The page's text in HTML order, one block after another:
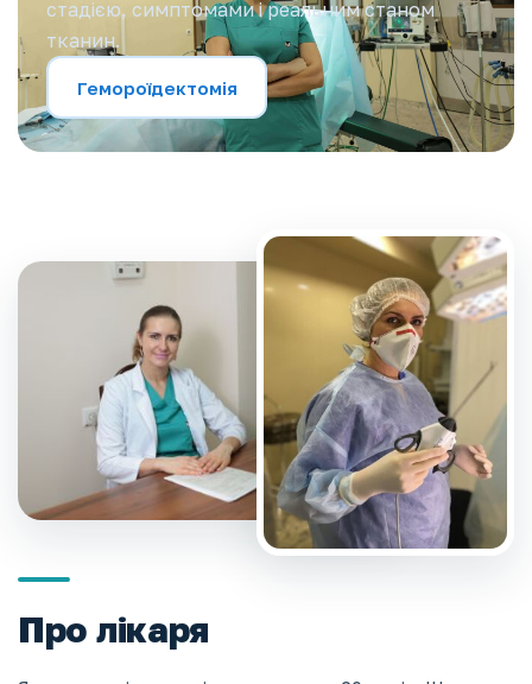
стадією, симптомами і реальним станом
тканин.
Гемороїдектомія
Про лікаря